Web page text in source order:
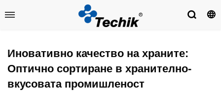
Иновативно качество на храните:
Оптично сортиране в хранително-
вкусовата промишленост